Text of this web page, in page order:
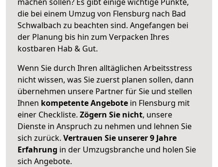
die bei einem Umzug von Flensburg nach Bad
Schwalbach zu beachten sind. Angefangen bei
der Planung bis hin zum Verpacken Ihres
kostbaren Hab & Gut.
Wenn Sie durch Ihren alltäglichen Arbeitsstress
nicht wissen, was Sie zuerst planen sollen, dann
übernehmen unsere Partner für Sie und stellen
Ihnen kompetente Angebote in Flensburg mit
einer Checkliste. Zögern Sie nicht, unsere
Dienste in Anspruch zu nehmen und lehnen Sie
sich zurück. Vertrauen Sie unserer 9 Jahre
Erfahrung in der Umzugsbranche und holen Sie
sich Angebote.